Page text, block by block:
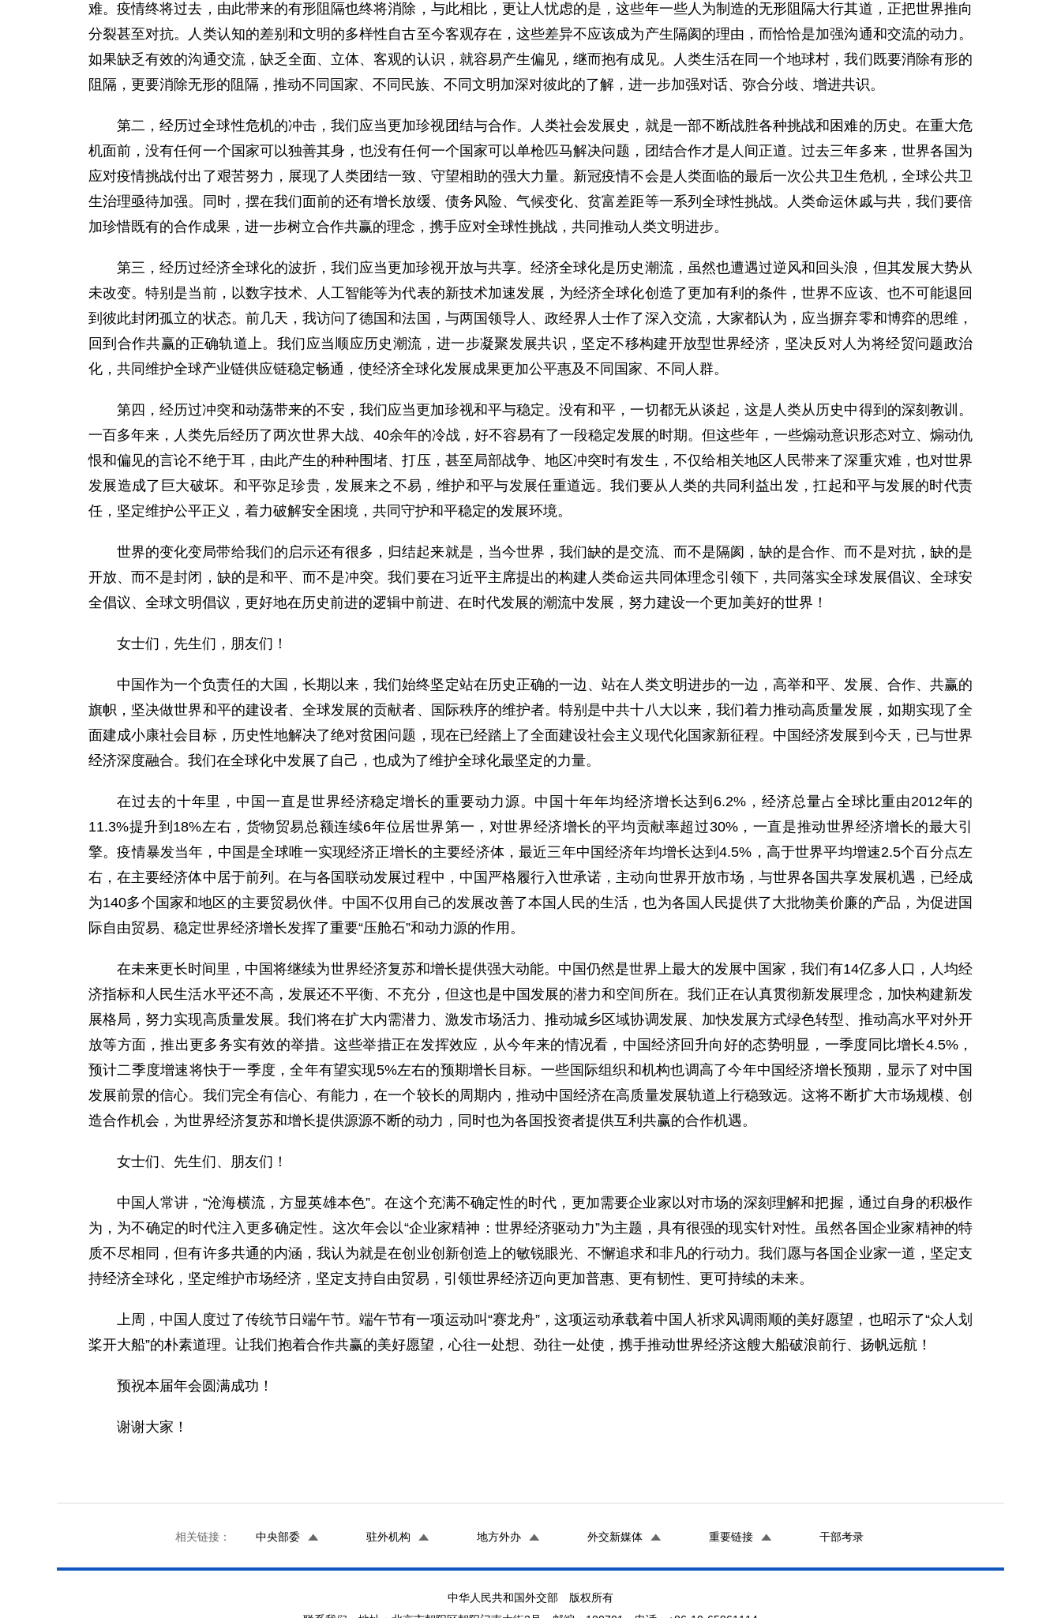
难。疫情终将过去，由此带来的有形阻隔也终将消除，与此相比，更让人忧虑的是，这些年一些人为制造的无形阻隔大行其道，正把世界推向
分裂甚至对抗。人类认知的差别和文明的多样性自古至今客观存在，这些差异不应该成为产生隔阂的理由，而恰恰是加强沟通和交流的动力。
如果缺乏有效的沟通交流，缺乏全面、立体、客观的认识，就容易产生偏见，继而抱有成见。人类生活在同一个地球村，我们既要消除有形的
阻隔，更要消除无形的阻隔，推动不同国家、不同民族、不同文明加深对彼此的了解，进一步加强对话、弥合分歧、增进共识。
第二，经历过全球性危机的冲击，我们应当更加珍视团结与合作。人类社会发展史，就是一部不断战胜各种挑战和困难的历史。在重大危
机面前，没有任何一个国家可以独善其身，也没有任何一个国家可以单枪匹马解决问题，团结合作才是人间正道。过去三年多来，世界各国为
应对疫情挑战付出了艰苦努力，展现了人类团结一致、守望相助的强大力量。新冠疫情不会是人类面临的最后一次公共卫生危机，全球公共卫
生治理亟待加强。同时，摆在我们面前的还有增长放缓、债务风险、气候变化、贫富差距等一系列全球性挑战。人类命运休戚与共，我们要倍
加珍惜既有的合作成果，进一步树立合作共赢的理念，携手应对全球性挑战，共同推动人类文明进步。
第三，经历过经济全球化的波折，我们应当更加珍视开放与共享。经济全球化是历史潮流，虽然也遭遇过逆风和回头浪，但其发展大势从
未改变。特别是当前，以数字技术、人工智能等为代表的新技术加速发展，为经济全球化创造了更加有利的条件，世界不应该、也不可能退回
到彼此封闭孤立的状态。前几天，我访问了德国和法国，与两国领导人、政经界人士作了深入交流，大家都认为，应当摒弃零和博弈的思维，
回到合作共赢的正确轨道上。我们应当顺应历史潮流，进一步凝聚发展共识，坚定不移构建开放型世界经济，坚决反对人为将经贸问题政治
化，共同维护全球产业链供应链稳定畅通，使经济全球化发展成果更加公平惠及不同国家、不同人群。
第四，经历过冲突和动荡带来的不安，我们应当更加珍视和平与稳定。没有和平，一切都无从谈起，这是人类从历史中得到的深刻教训。
一百多年来，人类先后经历了两次世界大战、40余年的冷战，好不容易有了一段稳定发展的时期。但这些年，一些煽动意识形态对立、煽动仇
恨和偏见的言论不绝于耳，由此产生的种种围堵、打压，甚至局部战争、地区冲突时有发生，不仅给相关地区人民带来了深重灾难，也对世界
发展造成了巨大破坏。和平弥足珍贵，发展来之不易，维护和平与发展任重道远。我们要从人类的共同利益出发，扛起和平与发展的时代责
任，坚定维护公平正义，着力破解安全困境，共同守护和平稳定的发展环境。
世界的变化变局带给我们的启示还有很多，归结起来就是，当今世界，我们缺的是交流、而不是隔阂，缺的是合作、而不是对抗，缺的是
开放、而不是封闭，缺的是和平、而不是冲突。我们要在习近平主席提出的构建人类命运共同体理念引领下，共同落实全球发展倡议、全球安
全倡议、全球文明倡议，更好地在历史前进的逻辑中前进、在时代发展的潮流中发展，努力建设一个更加美好的世界！
女士们，先生们，朋友们！
中国作为一个负责任的大国，长期以来，我们始终坚定站在历史正确的一边、站在人类文明进步的一边，高举和平、发展、合作、共赢的
旗帜，坚决做世界和平的建设者、全球发展的贡献者、国际秩序的维护者。特别是中共十八大以来，我们着力推动高质量发展，如期实现了全
面建成小康社会目标，历史性地解决了绝对贫困问题，现在已经踏上了全面建设社会主义现代化国家新征程。中国经济发展到今天，已与世界
经济深度融合。我们在全球化中发展了自己，也成为了维护全球化最坚定的力量。
在过去的十年里，中国一直是世界经济稳定增长的重要动力源。中国十年年均经济增长达到6.2%，经济总量占全球比重由2012年的
11.3%提升到18%左右，货物贸易总额连续6年位居世界第一，对世界经济增长的平均贡献率超过30%，一直是推动世界经济增长的最大引
擎。疫情暴发当年，中国是全球唯一实现经济正增长的主要经济体，最近三年中国经济年均增长达到4.5%，高于世界平均增速2.5个百分点左
右，在主要经济体中居于前列。在与各国联动发展过程中，中国严格履行入世承诺，主动向世界开放市场，与世界各国共享发展机遇，已经成
为140多个国家和地区的主要贸易伙伴。中国不仅用自己的发展改善了本国人民的生活，也为各国人民提供了大批物美价廉的产品，为促进国
际自由贸易、稳定世界经济增长发挥了重要“压舱石”和动力源的作用。
在未来更长时间里，中国将继续为世界经济复苏和增长提供强大动能。中国仍然是世界上最大的发展中国家，我们有14亿多人口，人均经
济指标和人民生活水平还不高，发展还不平衡、不充分，但这也是中国发展的潜力和空间所在。我们正在认真贯彻新发展理念，加快构建新发
展格局，努力实现高质量发展。我们将在扩大内需潜力、激发市场活力、推动城乡区域协调发展、加快发展方式绿色转型、推动高水平对外开
放等方面，推出更多务实有效的举措。这些举措正在发挥效应，从今年来的情况看，中国经济回升向好的态势明显，一季度同比增长4.5%，
预计二季度增速将快于一季度，全年有望实现5%左右的预期增长目标。一些国际组织和机构也调高了今年中国经济增长预期，显示了对中国
发展前景的信心。我们完全有信心、有能力，在一个较长的周期内，推动中国经济在高质量发展轨道上行稳致远。这将不断扩大市场规模、创
造合作机会，为世界经济复苏和增长提供源源不断的动力，同时也为各国投资者提供互利共赢的合作机遇。
女士们、先生们、朋友们！
中国人常讲，“沧海横流，方显英雄本色”。在这个充满不确定性的时代，更加需要企业家以对市场的深刻理解和把握，通过自身的积极作
为，为不确定的时代注入更多确定性。这次年会以“企业家精神：世界经济驱动力”为主题，具有很强的现实针对性。虽然各国企业家精神的特
质不尽相同，但有许多共通的内涵，我认为就是在创业创新创造上的敏锐眼光、不懈追求和非凡的行动力。我们愿与各国企业家一道，坚定支
持经济全球化，坚定维护市场经济，坚定支持自由贸易，引领世界经济迈向更加普惠、更有韧性、更可持续的未来。
上周，中国人度过了传统节日端午节。端午节有一项运动叫“赛龙舟”，这项运动承载着中国人祈求风调雨顺的美好愿望，也昭示了“众人划
桨开大船”的朴素道理。让我们抱着合作共赢的美好愿望，心往一处想、劲往一处使，携手推动世界经济这艘大船破浪前行、扬帆远航！
预祝本届年会圆满成功！
谢谢大家！
相关链接： 中央部委 驻外机构 地方外办 外交新媒体 重要链接 干部考录
中华人民共和国外交部 版权所有